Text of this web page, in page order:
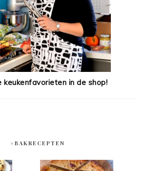
keukenfavorieten in de shop!
#BAKRECEPTEN